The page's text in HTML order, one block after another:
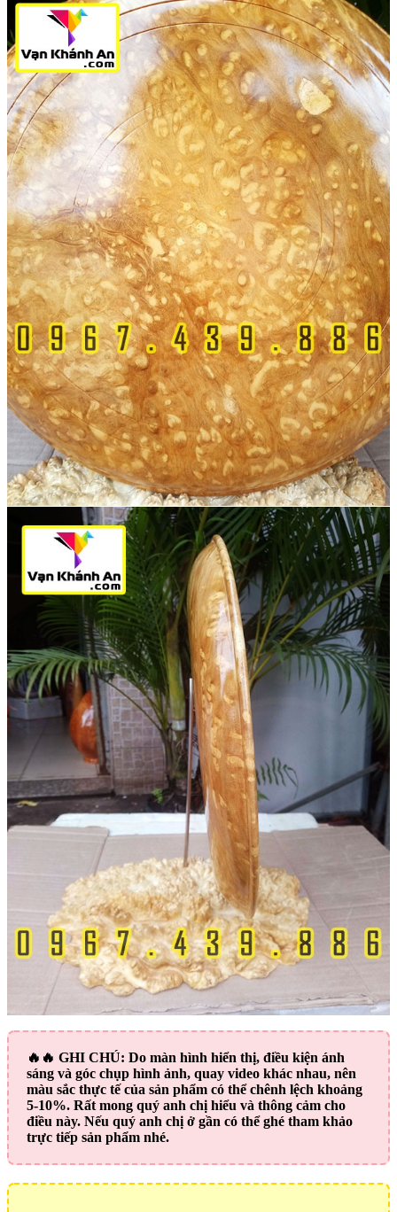
🔥🔥 GHI CHÚ: Do màn hình hiển thị, điều kiện ánh
sáng và góc chụp hình ảnh, quay video khác nhau, nên
màu sắc thực tế của sản phẩm có thể chênh lệch khoảng
5-10%. Rất mong quý anh chị hiểu và thông cảm cho
điều này. Nếu quý anh chị ở gần có thể ghé tham khảo
trực tiếp sản phẩm nhé.